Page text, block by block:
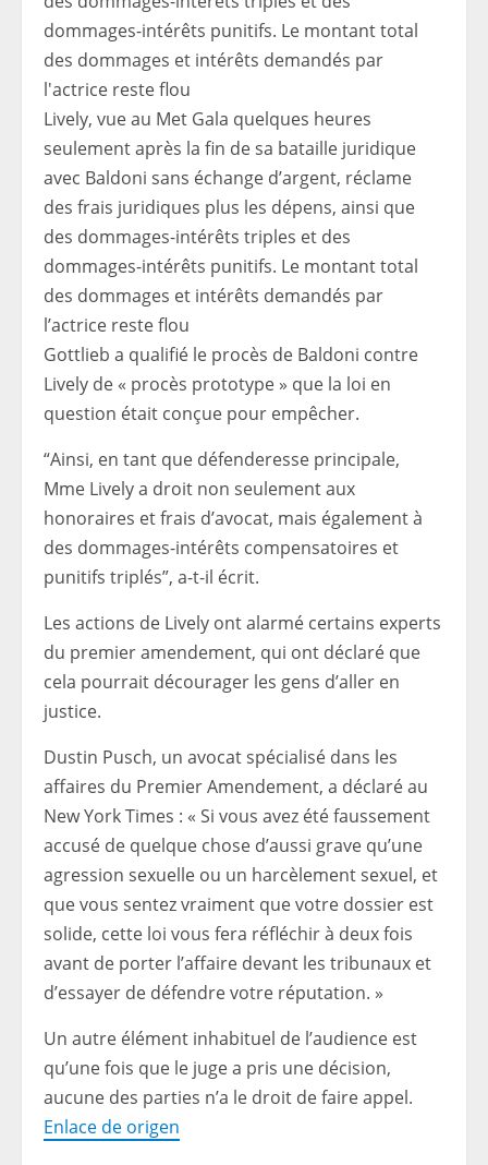
Lively, vue au Met Gala quelques heures
seulement après la fin de sa bataille juridique
avec Baldoni sans échange d’argent, réclame
des frais juridiques plus les dépens, ainsi que
des dommages-intérêts triples et des
dommages-intérêts punitifs. Le montant total
des dommages et intérêts demandés par
l’actrice reste flou
Gottlieb a qualifié le procès de Baldoni contre
Lively de « procès prototype » que la loi en
question était conçue pour empêcher.
“Ainsi, en tant que défenderesse principale,
Mme Lively a droit non seulement aux
honoraires et frais d’avocat, mais également à
des dommages-intérêts compensatoires et
punitifs triplés”, a-t-il écrit.
Les actions de Lively ont alarmé certains experts
du premier amendement, qui ont déclaré que
cela pourrait décourager les gens d’aller en
justice.
Dustin Pusch, un avocat spécialisé dans les
affaires du Premier Amendement, a déclaré au
New York Times : « Si vous avez été faussement
accusé de quelque chose d’aussi grave qu’une
agression sexuelle ou un harcèlement sexuel, et
que vous sentez vraiment que votre dossier est
solide, cette loi vous fera réfléchir à deux fois
avant de porter l’affaire devant les tribunaux et
d’essayer de défendre votre réputation. »
Un autre élément inhabituel de l’audience est
qu’une fois que le juge a pris une décision,
aucune des parties n’a le droit de faire appel.
Enlace de origen